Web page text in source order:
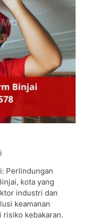
Perlindungan
kota yang
industri dan
keamanan
risiko kebakaran.